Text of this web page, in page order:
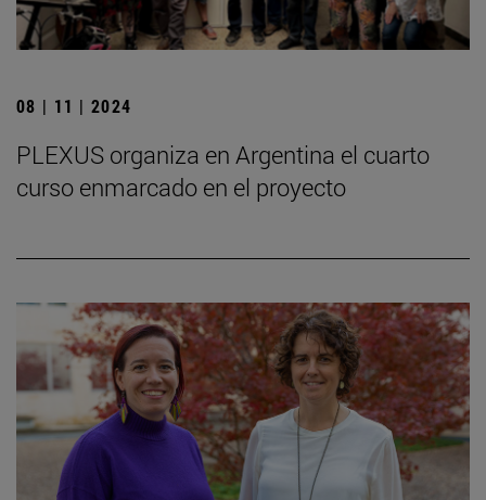
08 | 11 | 2024
PLEXUS organiza en Argentina el cuarto
curso enmarcado en el proyecto